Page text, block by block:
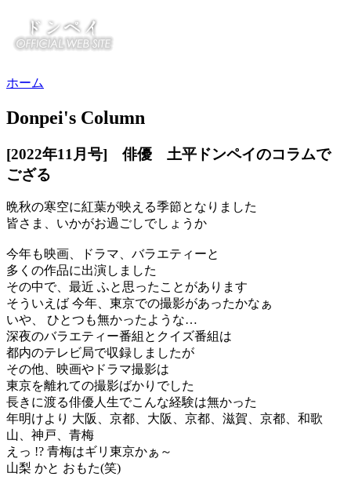
ホーム
Donpei's Column
[2022年11月号] 俳優 土平ドンペイのコラムで
ござる
晩秋の寒空に紅葉が映える季節となりました
皆さま、いかがお過ごしでしょうか
今年も映画、ドラマ、バラエティーと
多くの作品に出演しました
その中で、最近 ふと思ったことがあります
そういえば 今年、東京での撮影があったかなぁ
いや、 ひとつも無かったような…
深夜のバラエティー番組とクイズ番組は
都内のテレビ局で収録しましたが
その他、映画やドラマ撮影は
東京を離れての撮影ばかりでした
長きに渡る俳優人生でこんな経験は無かった
年明けより 大阪、京都、大阪、京都、滋賀、京都、和歌
山、神戸、青梅
えっ !? 青梅はギリ東京かぁ～
山梨 かと おもた(笑)